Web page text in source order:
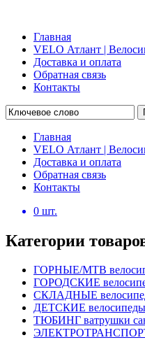
Главная
VELO Атлант |
Доставка и оплата
Обратная связь
Контакты
Главная
VELO Атлант |
Доставка и оплата
Обратная связь
Контакты
0 шт.
Категории
ГОРНЫЕ/MTB
ГОРОДСКИЕ
СКЛАДНЫЕ
ДЕТСКИЕ велосипеды
ТЮБИНГ ватрушки
ЭЛЕКТРОТРАНСПОРТ